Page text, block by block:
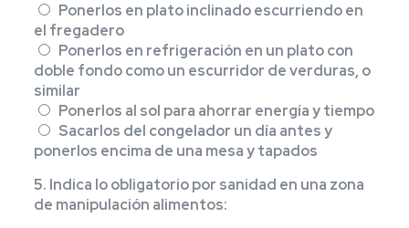
Ponerlos en plato inclinado escurriendo en
el fregadero
Ponerlos en refrigeración en un plato con
doble fondo como un escurridor de verduras, o
similar
Ponerlos al sol para ahorrar energía y tiempo
Sacarlos del congelador un día antes y
ponerlos encima de una mesa y tapados
5. Indica lo obligatorio por sanidad en una zona
de manipulación alimentos: